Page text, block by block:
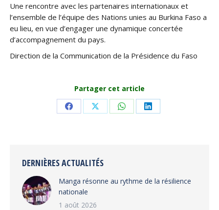
Une rencontre avec les partenaires internationaux et
l’ensemble de l’équipe des Nations unies au Burkina Faso a
eu lieu, en vue d’engager une dynamique concertée
d’accompagnement du pays.
Direction de la Communication de la Présidence du Faso
Partager cet article
Share Share Share Share
DERNIÈRES ACTUALITÉS
Manga résonne au rythme de la résilience
nationale
1 août 2026